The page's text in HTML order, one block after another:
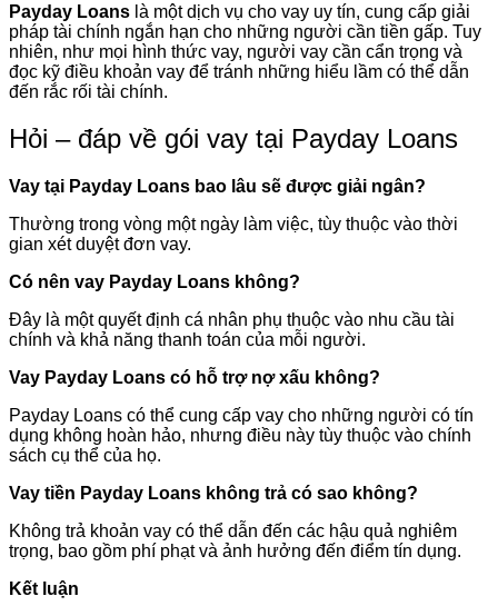
Payday Loans là một dịch vụ cho vay uy tín, cung cấp giải
pháp tài chính ngắn hạn cho những người cần tiền gấp. Tuy
nhiên, như mọi hình thức vay, người vay cần cẩn trọng và
đọc kỹ điều khoản vay để tránh những hiểu lầm có thể dẫn
đến rắc rối tài chính.
Hỏi – đáp về gói vay tại Payday Loans
Vay tại Payday Loans bao lâu sẽ được giải ngân?
Thường trong vòng một ngày làm việc, tùy thuộc vào thời
gian xét duyệt đơn vay.
Có nên vay Payday Loans không?
Đây là một quyết định cá nhân phụ thuộc vào nhu cầu tài
chính và khả năng thanh toán của mỗi người.
Vay Payday Loans có hỗ trợ nợ xấu không?
Payday Loans có thể cung cấp vay cho những người có tín
dụng không hoàn hảo, nhưng điều này tùy thuộc vào chính
sách cụ thể của họ.
Vay tiền Payday Loans không trả có sao không?
Không trả khoản vay có thể dẫn đến các hậu quả nghiêm
trọng, bao gồm phí phạt và ảnh hưởng đến điểm tín dụng.
Kết luận